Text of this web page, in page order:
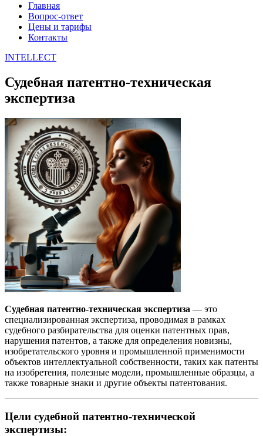
Главная
Вопрос-ответ
Цены и тарифы
Контакты
INTELLECT
Судебная патентно-техническая
экспертиза
Судебная патентно-техническая экспертиза — это
специализированная экспертиза, проводимая в рамках
судебного разбирательства для оценки патентных прав,
нарушения патентов, а также для определения новизны,
изобретательского уровня и промышленной применимости
объектов интеллектуальной собственности, таких как патенты
на изобретения, полезные модели, промышленные образцы, а
также товарные знаки и другие объекты патентования.
Цели судебной патентно-технической
экспертизы: